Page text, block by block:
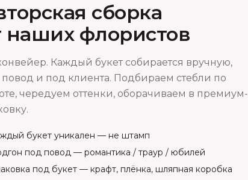
сборка
наших флористов
Каждый букет собирается вручную,
и под клиента. Подбираем стебли по
чередуем оттенки, оборачиваем в премиум-
букет уникален — не штамп
под повод — романтика / траур / юбилей
под букет — крафт, плёнка, шляпная коробка